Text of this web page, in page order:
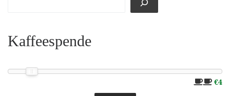
Kaffeespende
€4